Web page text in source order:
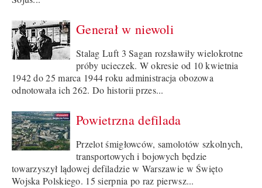
Generał w niewoli
Stalag Luft 3 Sagan rozsławiły wielokrotne
próby ucieczek. W okresie od 10 kwietnia
1942 do 25 marca 1944 roku administracja obozowa
odnotowała ich 262. Do historii przes...
Powietrzna defilada
Przelot śmigłowców, samolotów szkolnych,
transportowych i bojowych będzie
towarzyszył lądowej defiladzie w Warszawie w Święto
Wojska Polskiego. 15 sierpnia po raz pierwsz...